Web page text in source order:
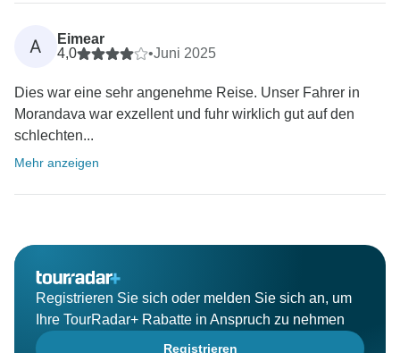
A
Eimear
4,0
•Juni 2025
Dies war eine sehr angenehme Reise. Unser Fahrer in
Morandava war exzellent und fuhr wirklich gut auf den
schlechten...
Mehr anzeigen
Registrieren Sie sich oder melden Sie sich an, um
Ihre TourRadar+ Rabatte in Anspruch zu nehmen
Registrieren